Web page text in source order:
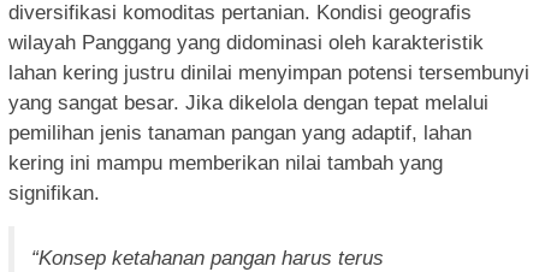
diversifikasi komoditas pertanian. Kondisi geografis
wilayah Panggang yang didominasi oleh karakteristik
lahan kering justru dinilai menyimpan potensi tersembunyi
yang sangat besar. Jika dikelola dengan tepat melalui
pemilihan jenis tanaman pangan yang adaptif, lahan
kering ini mampu memberikan nilai tambah yang
signifikan.
“Konsep ketahanan pangan harus terus